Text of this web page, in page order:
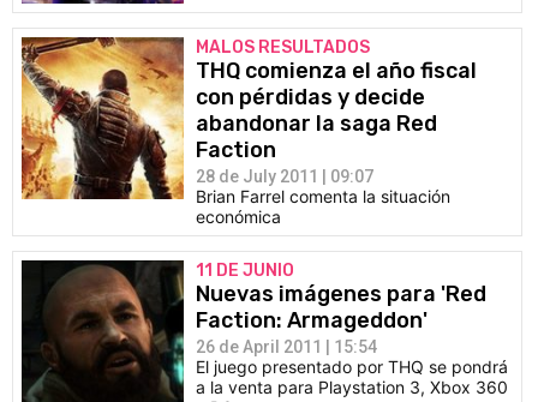
MALOS RESULTADOS
THQ comienza el año fiscal
con pérdidas y decide
abandonar la saga Red
Faction
28 de July 2011 | 09:07
Brian Farrel comenta la situación
económica
11 DE JUNIO
Nuevas imágenes para 'Red
Faction: Armageddon'
26 de April 2011 | 15:54
El juego presentado por THQ se pondrá
a la venta para Playstation 3, Xbox 360